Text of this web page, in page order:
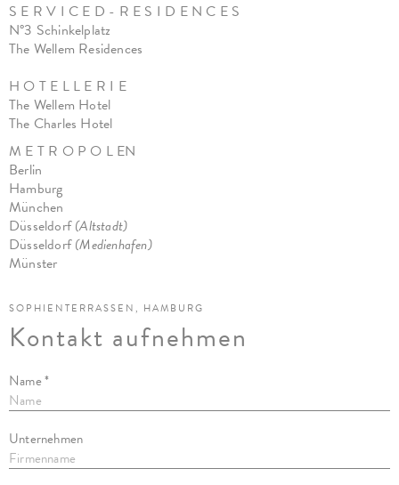
S E R V I C E D - R E S I D E N C E S
N°3 Schinkelplatz
The Wellem Residences
H O T E L L E R I E
The Wellem Hotel
The Charles Hotel
M E T R O P O L EN
Berlin
Hamburg
München
Düsseldorf(Altstadt)
Düsseldorf(Medienhafen)
Münster
SOPHIENTERRASSEN, HAMBURG
Kontakt aufnehmen
Name *
Unternehmen